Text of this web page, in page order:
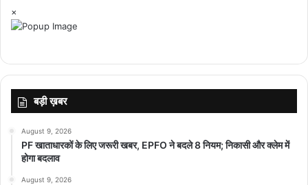
×
बड़ी ख़बर
August 9, 2026
PF खाताधारकों के लिए जरूरी खबर, EPFO ने बदले 8 नियम; निकासी और क्लेम में
होगा बदलाव
August 9, 2026